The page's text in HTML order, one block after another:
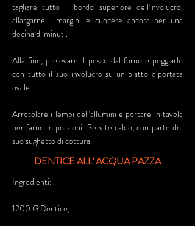
tagliare tutto il bordo superiore dell'involucro,
allargarne i margini e cuocere ancora per una
decina di minuti.
Alla fine, prelevare il pesce dal forno e poggiarlo
con tutto il suo involucro su un piatto diportata
ovale.
Arrotolare i lembi dell'allumini e portare in tavola
per farne le porzioni. Servite caldo, con parte del
suo sughetto di cottura.
DENTICE ALL' ACQUA PAZZA
Ingredienti:
1200 G Dentice,